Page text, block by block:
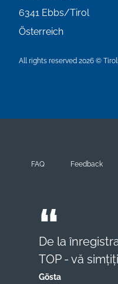
6341 Ebbs/Tirol
Österreich
All rights reserved 2026 ©
FAQ Feedback
De la
TOP - vă
Gösta